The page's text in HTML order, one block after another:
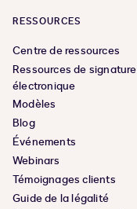
RESSOURCES
Centre de ressources
Ressources de signature
électronique
Modèles
Blog
Événements
Webinars
Témoignages clients
Guide de la légalité